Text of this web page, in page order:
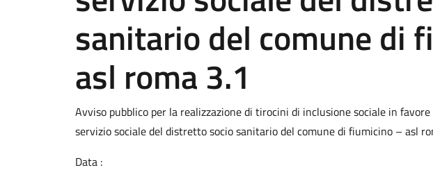
sanitario del comune di
asl roma 3.1
Avviso pubblico per la realizzazione di tirocini di inclusione sociale in
servizio sociale del distretto socio sanitario del comune di fiumicino – asl
Data :